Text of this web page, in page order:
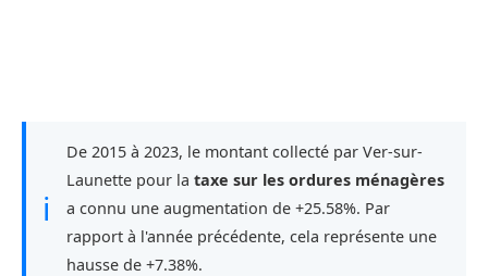
ℹ
De 2015 à 2023, le montant collecté par Ver-sur-
Launette pour la taxe sur les ordures ménagères
a connu une augmentation de +25.58%. Par
rapport à l'année précédente, cela représente une
hausse de +7.38%.